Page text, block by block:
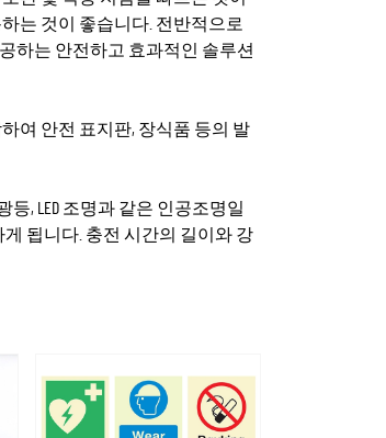
는 것이 좋습니다. 전반적으로
하는 안전하고 효과적인 솔루션
여 안전 표지판, 장식품 등의 발
, LED 조명과 같은 인공조명일
됩니다. 충전 시간의 길이와 강